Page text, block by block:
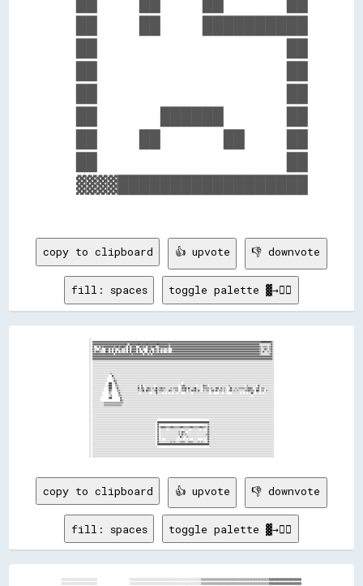
  ▓▓▓▓██████████████████
copy to clipboard 👍 upvote 👎 downvote
fill: spaces toggle palette ▓→✊🏽
copy to clipboard 👍 upvote 👎 downvote
fill: spaces toggle palette ▓→✊🏽
░░░░░░░░░░░░░░░░░░░░░░                    ░░░░░░░░░░░░░░░░░░░░░░░░░░░░░░░░░░░░░░░░░░░░▒▒▒▒▒▒▒▒▒▒▒▒▒▒▒▒▒▒▒▒▒▒▒▒▒▒▒▒▒▒▒▒▒▒▒▒▒▒▒▒▒▒▓▓▓▓▓▓▓▓▓▓▓▓▓▓▓▓▓▓▓▓
░░░░░░░░░░░░░░░░░░░░░░                    ░░░░░░░░░░░░░░░░░░░░░░░░░░░░░░░░░░░░░░░░░░░░▒▒▒▒▒▒▒▒▒▒▒▒▒▒▒▒▒▒▒▒▒▒▒▒▒▒▒▒▒▒▒▒▒▒▒▒▒▒▒▒▒▒▓▓▓▓▓▓▓▓▓▓▓▓▓▓▓▓▓▓▓▓